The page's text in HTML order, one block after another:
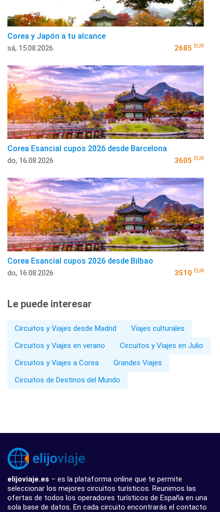
Corea y Japón a tu alcance
sá, 15.08.2026 2685 EUR
Corea Esancial cupos 2026 desde Barcelona
do, 16.08.2026 3605 EUR
Corea Esancial cupos 2026 desde Bilbao
do, 16.08.2026 3510 EUR
Le puede interesar
Circuitos y Viajes desde Madrid
Viajes culturales
Circuitos y Viajes en verano
Circuitos y Viajes en Julio
Circuitos y Viajes a Corea
Grandes Viajes
Circuitos de Destinos del Mundo
elijoviaje.es – es la plataforma online que te permite
seleccionar los mejores circuitos turísticos. Reunimos las
ofertas de todos los operadores turísticos de España en una
sola base de datos. En cada circuito encontrarás el contacto